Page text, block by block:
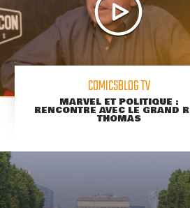
COMICSBLOG TV
MARVEL ET POLITIQUE :
RENCONTRE AVEC LE GRAND
THOMAS